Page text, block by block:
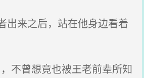
来之后，站在他身边看着
不曾想竟也被王老前辈所知